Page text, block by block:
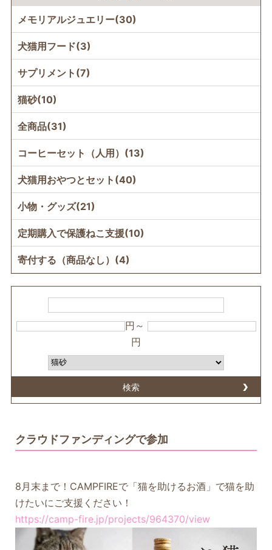
メモリアルジュエリー(30)
犬猫用フード(3)
サプリメント(7)
猫砂(10)
全商品(31)
コーヒーセット（人用）(13)
犬猫用おやつとセット(40)
小物・グッズ(21)
定期購入で保護ねこ支援(10)
寄付する（商品なし）(4)
円～
円
検索
クラウドファンディングで参加
8月末まで！CAMPFIREで「猫を助けるお酒」で猫を助
けたいにご支援ください！
https://camp-fire.jp/projects/964370/view